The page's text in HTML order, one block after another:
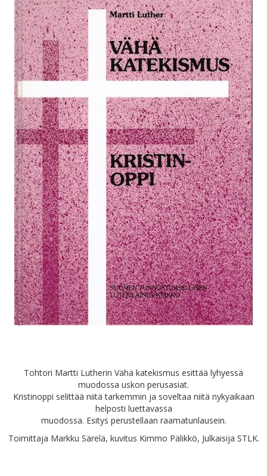
Tohtori Martti Lutherin Vähä katekismus esittää lyhyessä
muodossa uskon perusasiat.
Kristinoppi selittää niitä tarkemmin ja soveltaa niitä nykyaikaan
helposti luettavassa
muodossa. Esitys perustellaan raamatunlausein.
Toimittaja Markku Särelä, kuvitus Kimmo Pälikkö, Julkaisija STLK.